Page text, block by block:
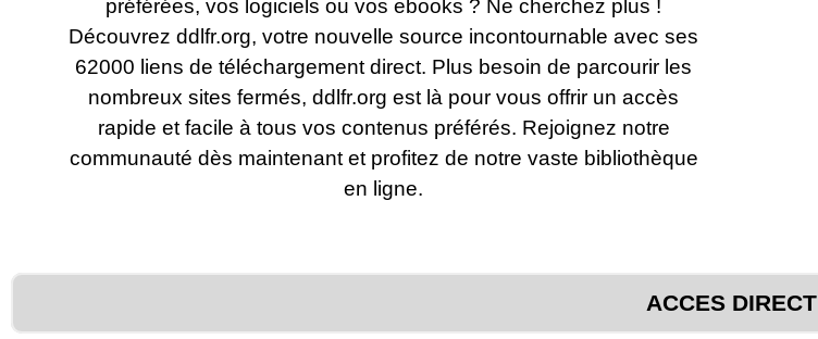
préférées, vos logiciels ou vos ebooks ? Ne cherchez plus !
Découvrez ddlfr.org, votre nouvelle source incontournable avec ses
62000 liens de téléchargement direct. Plus besoin de parcourir les
nombreux sites fermés, ddlfr.org est là pour vous offrir un accès
rapide et facile à tous vos contenus préférés. Rejoignez notre
communauté dès maintenant et profitez de notre vaste bibliothèque
en ligne.
ACCES DIRECT